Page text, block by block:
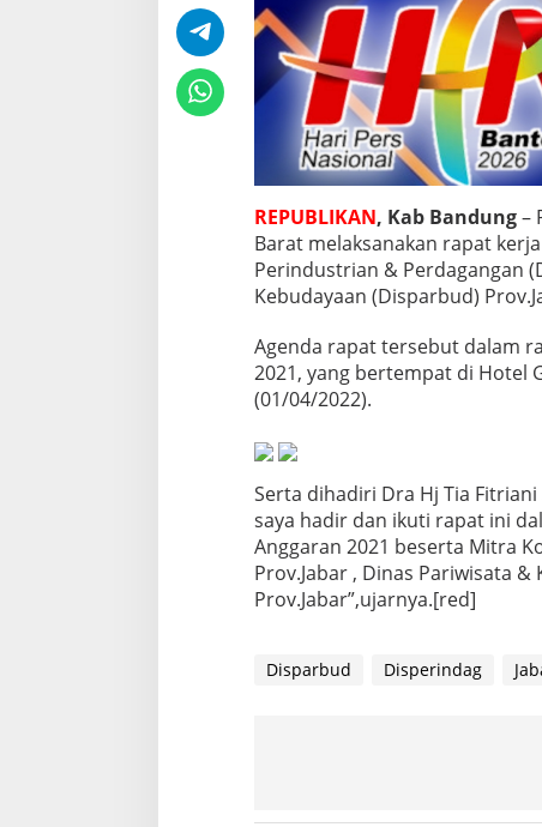
g
a
n
D
p
e
r
n
d
a
g
d
n
D
i
r
b
u
d
J
a
b
REPUBLIKAN, Kab Bandung–
Barat melaksanakan rapat
Perindustrian & Perdagangan
Kebudayaan (Disparbud)
Agenda rapat tersebut dalam
2021, yang bertempat di Hotel
(01/04/2022).
Serta dihadiri Dra Hj Tia Fitriani
saya hadir dan ikuti rapat ini
Anggaran 2021 beserta Mitra
Prov.Jabar , Dinas Pariwisata
Prov.Jabar”,ujarnya.[red]
Disparbud Disperindag